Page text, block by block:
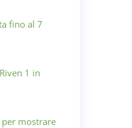
fino al 7
1 in
mostrare